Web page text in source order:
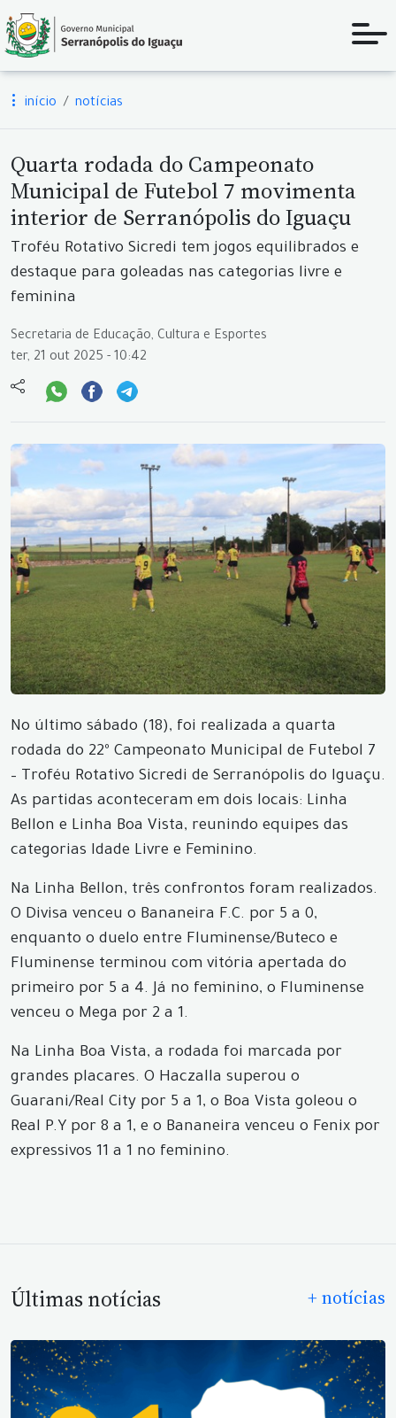
início notícias
Quarta rodada do Campeonato
Municipal de Futebol 7 movimenta
interior de Serranópolis do Iguaçu
Troféu Rotativo Sicredi tem jogos equilibrados e
destaque para goleadas nas categorias livre e
feminina
Secretaria de Educação, Cultura e Esportes
ter, 21 out 2025 - 10:42
No último sábado (18), foi realizada a quarta
rodada do 22º Campeonato Municipal de Futebol 7
– Troféu Rotativo Sicredi de Serranópolis do Iguaçu.
As partidas aconteceram em dois locais: Linha
Bellon e Linha Boa Vista, reunindo equipes das
categorias Idade Livre e Feminino.
Na Linha Bellon, três confrontos foram realizados.
O Divisa venceu o Bananeira F.C. por 5 a 0,
enquanto o duelo entre Fluminense/Buteco e
Fluminense terminou com vitória apertada do
primeiro por 5 a 4. Já no feminino, o Fluminense
venceu o Mega por 2 a 1.
Na Linha Boa Vista, a rodada foi marcada por
grandes placares. O Haczalla superou o
Guarani/Real City por 5 a 1, o Boa Vista goleou o
Real P.Y por 8 a 1, e o Bananeira venceu o Fenix por
expressivos 11 a 1 no feminino.
Últimas notícias + notícias